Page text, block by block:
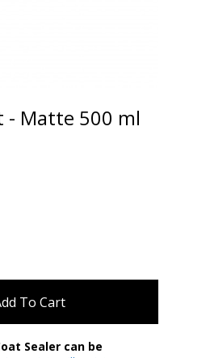
- Matte 500 ml
To Cart
Sealer can be